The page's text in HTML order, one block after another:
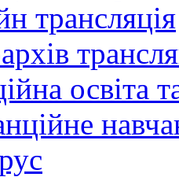
трансляція
освіта